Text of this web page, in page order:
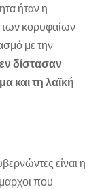
ήταν η
των κορυφαίων
με την
δίστασαν
και τη λαϊκή
είναι η
που